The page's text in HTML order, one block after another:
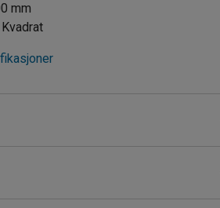
mm
Kvadrat